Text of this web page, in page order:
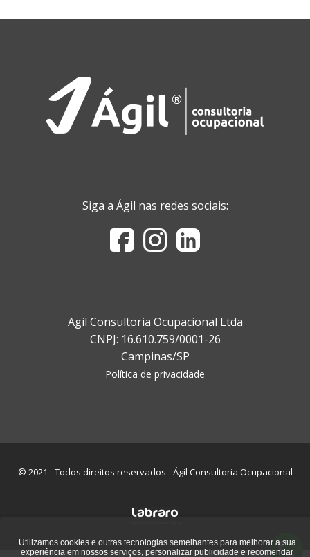
Siga a Ágil nas redes sociais:
Agil Consultoria Ocupacional Ltda
CNPJ: 16.610.759/0001-26
Campinas/SP
Política de privacidade
© 2021 - Todos direitos reservados - Ágil Consultoria Ocupacional
Utilizamos cookies e outras tecnologias semelhantes para melhorar a sua
experiência em nossos serviços, personalizar publicidade e recomendar